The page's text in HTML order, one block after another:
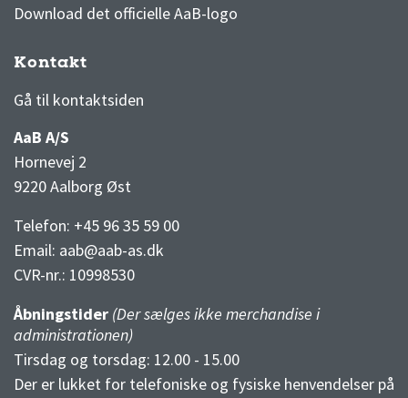
Download det officielle AaB-logo
Kontakt
Gå til kontaktsiden
AaB A/S
Hornevej 2
9220 Aalborg Øst
Telefon: +45 96 35 59 00
Email: aab@aab-as.dk
CVR-nr.: 10998530
Åbningstider (Der sælges ikke merchandise i
administrationen)
Tirsdag og torsdag: 12.00 - 15.00
Der er lukket for telefoniske og fysiske henvendelser på